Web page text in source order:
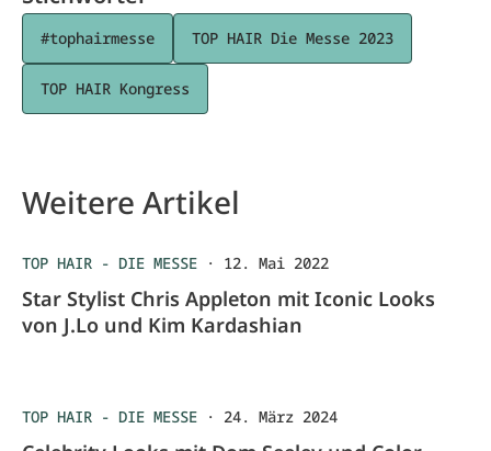
#tophairmesse TOP HAIR Die Messe 2023
TOP HAIR Kongress
Weitere Artikel
TOP HAIR - DIE MESSE · 12. Mai 2022
Star Stylist Chris Appleton mit Iconic Looks
von J.Lo und Kim Kardashian
TOP HAIR - DIE MESSE · 24. März 2024